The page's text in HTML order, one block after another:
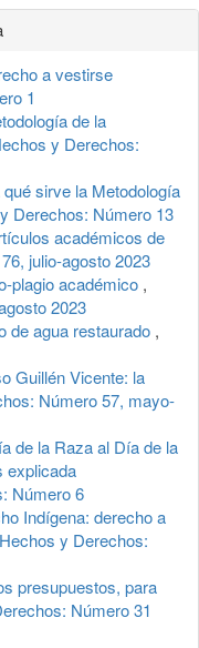
a vestirse
1
de la
y Derechos:
qué sirve la Metodología
Derechos: Número 13
académicos de
julio-agosto 2023
plagio académico ,
2023
de agua restaurado ,
Guillén Vicente: la
Número 57, mayo-
de la Raza al Día de la
explicada
Número 6
Indígena: derecho a
Hechos y Derechos:
presupuestos, para
Número 31